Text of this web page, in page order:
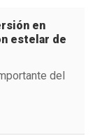
en
estelar de
del